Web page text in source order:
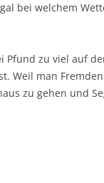
bei welchem
Pfund zu viel auf
Weil man
zu gehen und